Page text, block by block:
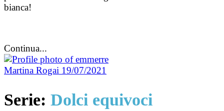
bianca!
Continua...
Martina Rogai 19/07/2021
Serie: Dolci equivoci